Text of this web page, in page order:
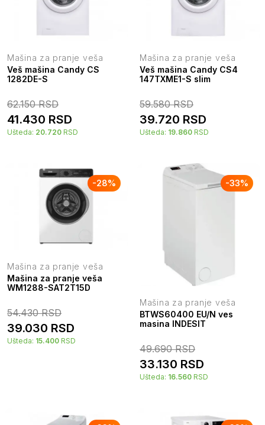
Mašina za pranje veša
Veš mašina Candy CS
1282DE-S
62.150RSD
41.430 RSD
Ušteda: 20.720 RSD
Mašina za pranje veša
Veš mašina Candy CS4
147TXME1-S slim
59.580RSD
39.720 RSD
Ušteda: 19.860 RSD
-28%
Mašina za pranje veša
Mašina za pranje veša
WM1288-SAT2T15D
54.430RSD
39.030 RSD
Ušteda: 15.400 RSD
-33%
Mašina za pranje veša
BTWS60400 EU/N ves
masina INDESIT
49.690RSD
33.130 RSD
Ušteda: 16.560 RSD